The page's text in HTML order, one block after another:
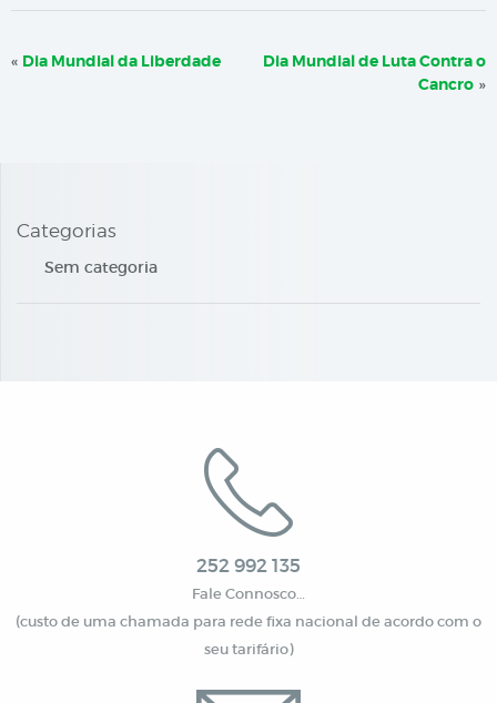
« Dia Mundial da Liberdade
Dia Mundial de Luta Contra o
Cancro »
Categorias
Sem categoria
252 992 135
Fale Connosco…
(custo de uma chamada para rede fixa nacional de acordo com o
seu tarifário)